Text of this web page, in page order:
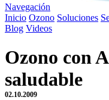
Navegación
Inicio Ozono Soluciones
Blog Videos
Ozono con
saludable
02.10.2009